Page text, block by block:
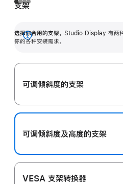
支架
选择你合用的支架。 Studio Display 有两种
你的各种安装需求。
展
可调倾斜度的支架
可调倾斜度及高‍度的支‍架
VESA 支架转换器